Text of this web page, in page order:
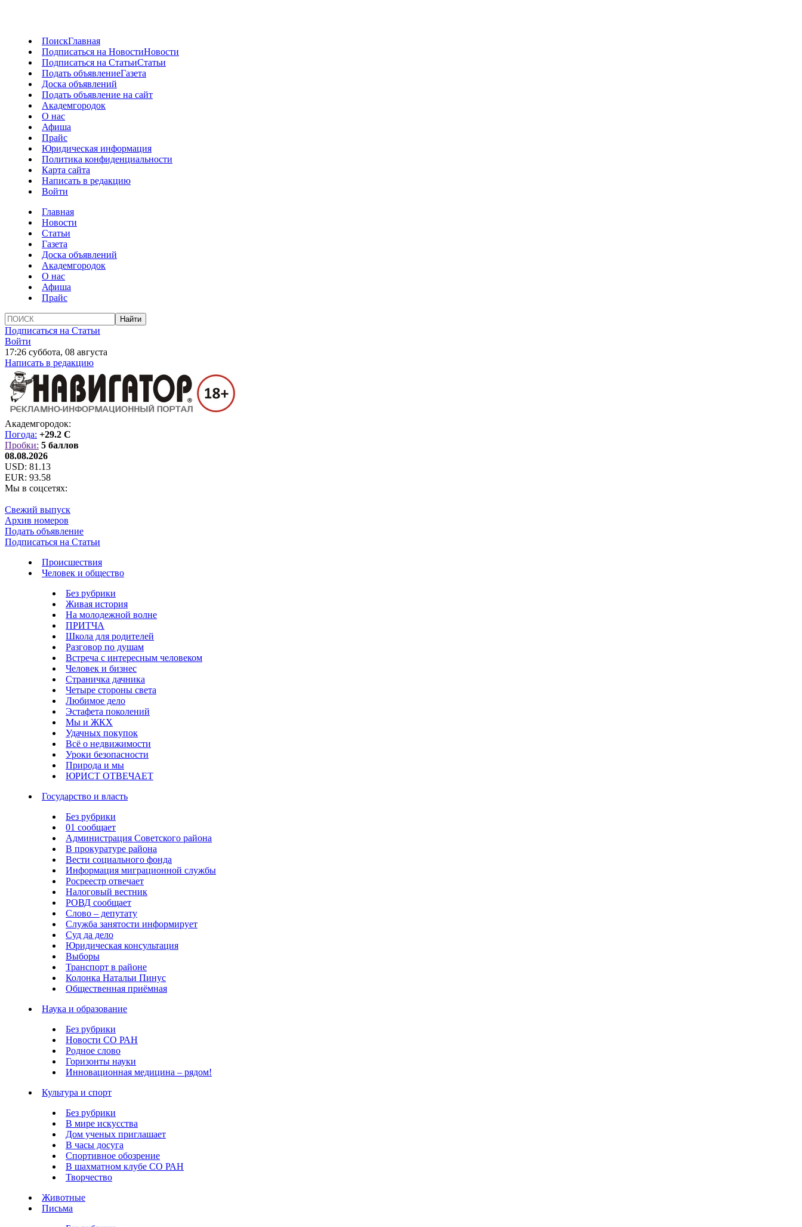
ПоискГлавная
Подписаться на НовостиНовости
Подписаться на СтатьиСтатьи
Подать объявлениеГазета
Доска объявлений
Подать объявление на сайт
Академгородок
О нас
Афиша
Прайс
Юридическая информация
Политика конфиденциальности
Карта сайта
Написать в редакцию
Войти
Главная
Новости
Статьи
Газета
Доска объявлений
Академгородок
О нас
Афиша
Прайс
Подписаться на Статьи
Войти
17:26 суббота, 08 августа
Написать в редакцию
Академгородок:
Погода: +29.2 C
Пробки: 5 баллов
08.08.2026
USD: 81.13
EUR: 93.58
Мы в соцсетях:
Свежий выпуск
Архив номеров
Подать объявление
Подписаться на Статьи
Происшествия
Человек и общество
Без рубрики
Живая история
На молодежной волне
ПРИТЧА
Школа для родителей
Разговор по душам
Встреча с интересным человеком
Человек и бизнес
Страничка дачника
Четыре стороны света
Любимое дело
Эстафета поколений
Мы и ЖКХ
Удачных покупок
Всё о недвижимости
Уроки безопасности
Природа и мы
ЮРИСТ ОТВЕЧАЕТ
Государство и власть
Без рубрики
01 сообщает
Администрация Советского района
В прокуратуре района
Вести социального фонда
Информация миграционной службы
Росреестр отвечает
Налоговый вестник
РОВД сообщает
Слово – депутату
Служба занятости информирует
Суд да дело
Юридическая консультация
Выборы
Транспорт в районе
Колонка Натальи Пинус
Общественная приёмная
Наука и образование
Без рубрики
Новости СО РАН
Родное слово
Горизонты науки
Инновационная медицина – рядом!
Культура и спорт
Без рубрики
В мире искусства
Дом ученых приглашает
В часы досуга
Спортивное обозрение
В шахматном клубе СО РАН
Творчество
Животные
Письма